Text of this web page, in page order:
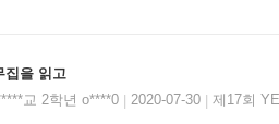
집을 읽고
교 2학년 o****0
2020-07-30 제17회